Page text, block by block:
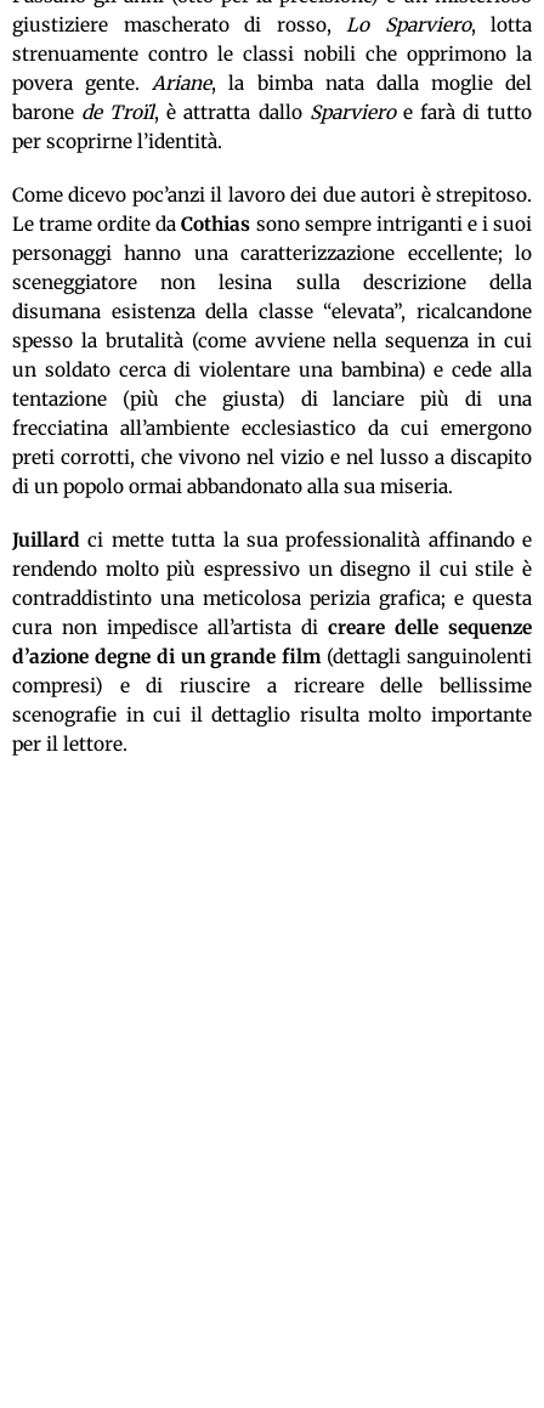
giustiziere mascherato di rosso, Lo Sparviero, lotta
strenuamente contro le classi nobili che opprimono la
povera gente.Ariane, la bimba nata dalla moglie del
barone de Troïl, è attratta dallo Sparvieroe farà di tutto
per scoprirne l’identità.
Come dicevo poc’anzi il lavoro dei due autori è strepitoso.
Le trame ordite daCothias sono sempre intriganti e i suoi
personaggi hanno una caratterizzazione eccellente; lo
sceneggiatore non lesina sulla descrizione della
disumana esistenza della classe “elevata”, ricalcandone
spesso la brutalità (come avviene nella sequenza in cui
un soldato cerca di violentare una bambina) e cede alla
tentazione (più che giusta) di lanciare più di una
frecciatina all’ambiente ecclesiastico da cui emergono
preti corrotti, che vivono nel vizio e nel lusso a discapito
di un popolo ormai abbandonato alla sua miseria.
Juillard ci mette tutta la sua professionalità affinando e
rendendo molto più espressivo un disegno il cui stile è
contraddistinto una meticolosa perizia grafica; e questa
cura non impedisce all’artista di creare delle sequenze
d’azione degne di un grande film(dettagli sanguinolenti
compresi) e di riuscire a ricreare delle bellissime
scenografie in cui il dettaglio risulta molto importante
per il lettore.